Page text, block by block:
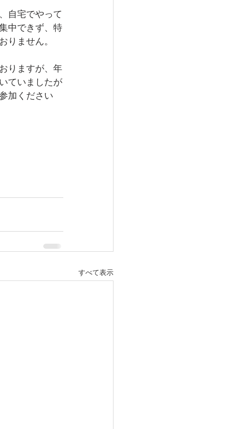
自宅でやって
中できず、特
ません。
りますが、年
ていましたが
加ください
すべて表示